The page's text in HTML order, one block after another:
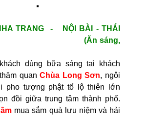
TRANG - NỘI BÀI - THÁI
(Ăn sáng,
dùng bữa sáng tại khách
quanChùa Long Sơn, ngôi
pho tượng phật tổ lộ thiên lớn
đồi giữa trung tâm thành phố.
mua sắm quà lưu niệm và hải